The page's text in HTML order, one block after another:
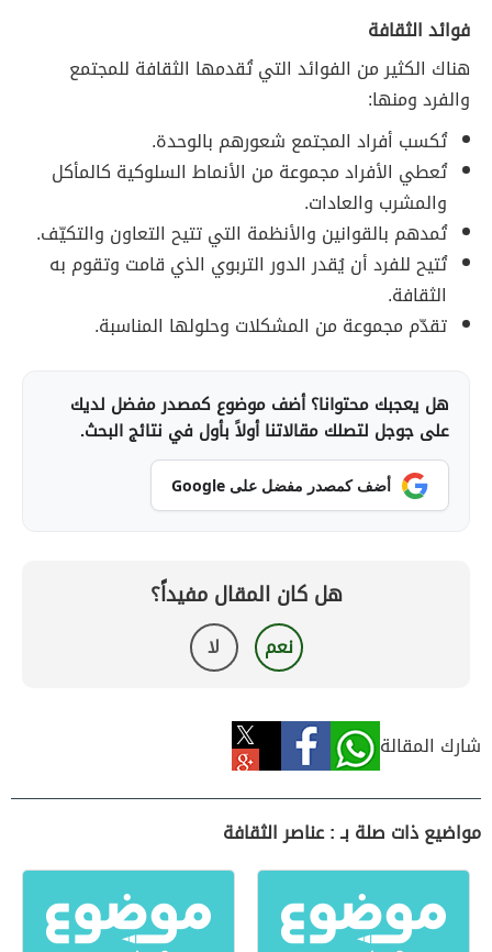
فوائد الثقافة
هناك الكثير من الفوائد التي تُقدمها الثقافة للمجتمع
والفرد ومنها:
تُكسب أفراد المجتمع شعورهم بالوحدة.
تُعطي الأفراد مجموعة من الأنماط السلوكية كالمأكل
والمشرب والعادات.
تُمدهم بالقوانين والأنظمة التي تتيح التعاون والتكيّف.
تُتيح للفرد أن يُقدر الدور التربوي الذي قامت وتقوم به
الثقافة.
تقدّم مجموعة من المشكلات وحلولها المناسبة.
هل يعجبك محتوانا؟ أضف موضوع كمصدر مفضل لديك
على جوجل لتصلك مقالاتنا أولاً بأول في نتائج البحث.
أضف كمصدر مفضل على Google
هل كان المقال مفيداً؟
نعم لا
شارك المقالة
مواضيع ذات صلة بـ : عناصر الثقافة